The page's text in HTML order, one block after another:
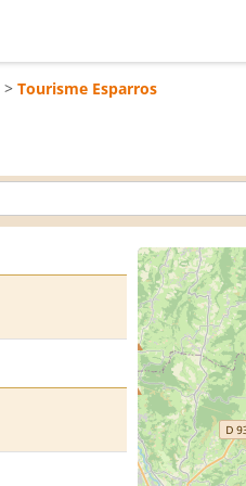
> Tourisme Esparros